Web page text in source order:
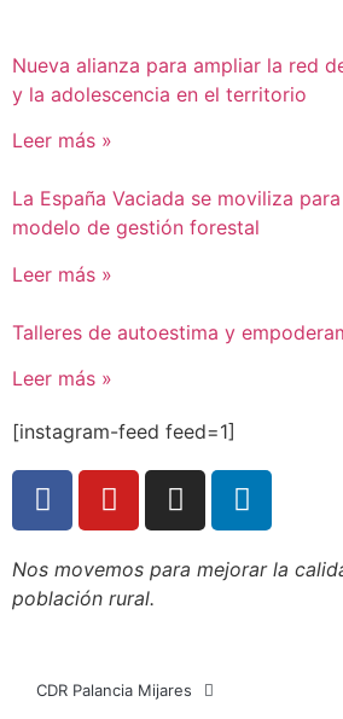
Nueva alianza para ampliar la red
y la adolescencia en el territorio
Leer más »
La España Vaciada se moviliza
modelo de gestión forestal
Leer más »
Talleres de autoestima y
Leer más »
[instagram-feed feed=1]
Nos movemos para mejorar la
población rural.
CDR Palancia Mijares